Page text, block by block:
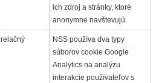
ich zdroj a stránky, ktoré
anonymne navštevujú.
relačný
NSS používa dva typy
súborov cookie Google
Analytics na analýzu
interakcie používateľov s